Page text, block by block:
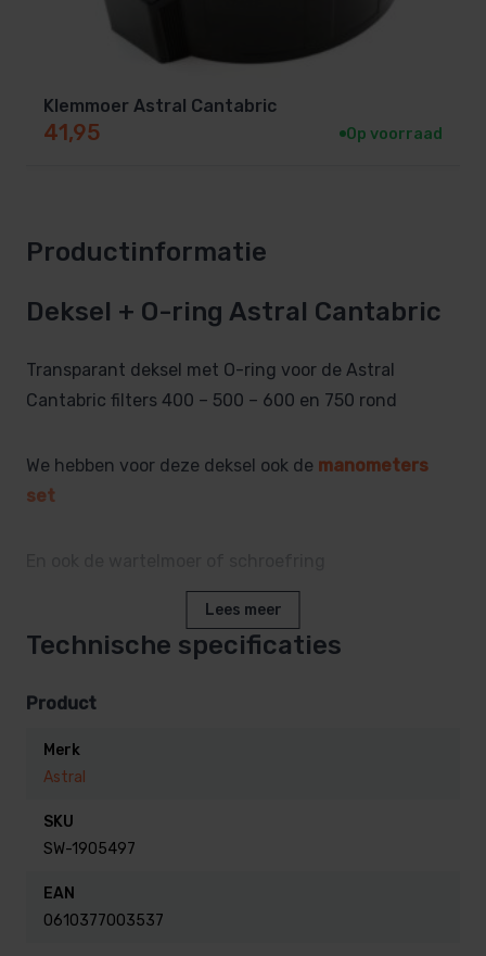
Klemmoer Astral Cantabric
41,95 Op voorraad
Productinformatie
Deksel + O-ring Astral Cantabric
Transparant deksel met O-ring voor de Astral
Cantabric filters 400 – 500 – 600 en 750 rond
We hebben voor deze deksel ook de manometers
set
Lees meer
Technische specificaties
Product
Merk
Astral
SKU
SW-1905497
EAN
0610377003537